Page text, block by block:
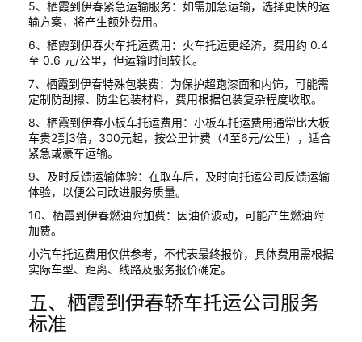
5、栖霞到伊春紧急运输服务：如需加急运输，选择更快的运
输方案，将产生额外费用。
6、栖霞到伊春火车托运费用：火车托运更经济，费用约 0.4
至 0.6 元/公里，但运输时间较长。
7、栖霞到伊春特殊包装费：为保护超跑漆面和内饰，可能需
定制防刮擦、防尘包装材料，费用根据包装复杂程度收取。
8、栖霞到伊春小板车托运费用：小板车托运费用通常比大板
车贵2到3倍，300元起，按公里计费（4至6元/公里），适合
紧急或豪车运输。
9、及时反馈运输体验：在取车后，及时向托运公司反馈运输
体验，以便公司改进服务质量。
10、栖霞到伊春燃油附加费：因油价波动，可能产生燃油附
加费。
小汽车托运费用仅供参考，不代表最终报价，具体费用需根据
实际车型、距离、线路及服务报价确定。
五、栖霞到伊春轿车托运公司服务
标准